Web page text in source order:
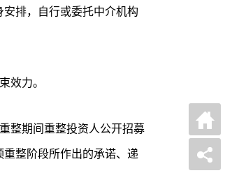
排，自行或委托中介机构
效力。
整期间重整投资人公开招募
整阶段所作出的承诺、递